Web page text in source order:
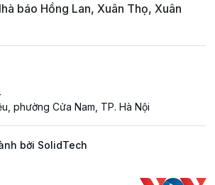
báo Hồng Lan, Xuân Thọ, Xuân
phường Cửa Nam, TP. Hà Nội
bởi SolidTech